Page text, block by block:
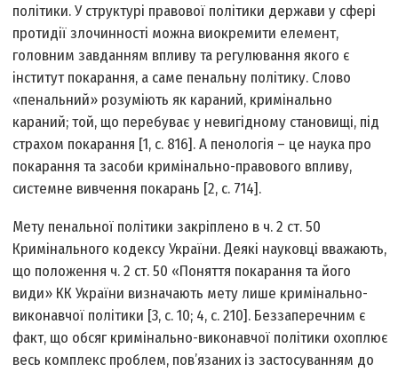
політики. У структурі правової політики держави у сфері
протидії злочинності можна виокремити елемент,
головним завданням впливу та регулювання якого є
інститут покарання, а саме пенальну політику. Слово
«пенальний» розуміють як караний, кримінально
караний; той, що перебуває у невигідному становищі, під
страхом покарання [1, с. 816]. А пенологія – це наука про
покарання та засоби кримінально-правового впливу,
системне вивчення покарань [2, с. 714].
Мету пенальної політики закріплено в ч. 2 ст. 50
Кримінального кодексу України. Деякі науковці вважають,
що положення ч. 2 ст. 50 «Поняття покарання та його
види» КК України визначають мету лише кримінально-
виконавчої політики [3, с. 10; 4, с. 210]. Беззаперечним є
факт, що обсяг кримінально-виконавчої політики охоплює
весь комплекс проблем, пов’язаних із застосуванням до